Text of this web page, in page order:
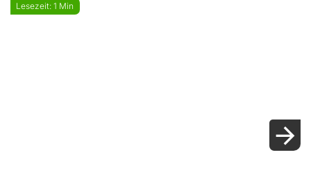
Lesezeit: 1 Min